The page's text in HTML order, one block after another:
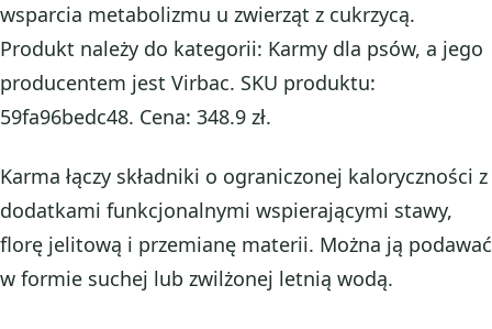
wsparcia metabolizmu u zwierząt z cukrzycą.
Produkt należy do kategorii: Karmy dla psów, a jego
producentem jest Virbac. SKU produktu:
59fa96bedc48. Cena: 348.9 zł.
Karma łączy składniki o ograniczonej kaloryczności z
dodatkami funkcjonalnymi wspierającymi stawy,
florę jelitową i przemianę materii. Można ją podawać
w formie suchej lub zwilżonej letnią wodą.